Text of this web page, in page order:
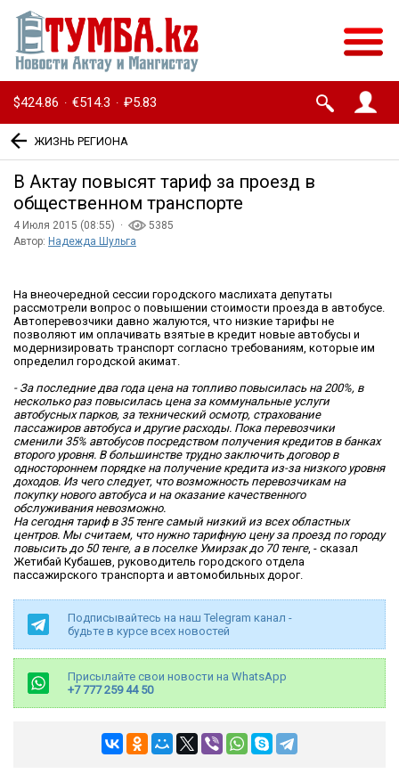
$424.86 · €514.3 · ₽5.83
ЖИЗНЬ РЕГИОНА
В Актау повысят тариф за проезд в
общественном транспорте
4 Июля 2015 (08:55) ·
5385
Автор: Надежда Шульга
На внеочередной сессии городского маслихата депутаты
рассмотрели вопрос о повышении стоимости проезда в автобусе.
Автоперевозчики давно жалуются, что низкие тарифы не
позволяют им оплачивать взятые в кредит новые автобусы и
модернизировать транспорт согласно требованиям, которые им
определил городской акимат.
- За последние два года цена на топливо повысилась на 200%, в
несколько раз повысилась цена за коммунальные услуги
автобусных парков, за технический осмотр, страхование
пассажиров автобуса и другие расходы. Пока перевозчики
сменили 35% автобусов посредством получения кредитов в банках
второго уровня. В большинстве трудно заключить договор в
одностороннем порядке на получение кредита из-за низкого уровня
доходов. Из чего следует, что возможность перевозчикам на
покупку нового автобуса и на оказание качественного
обслуживания невозможно.
На сегодня тариф в 35 тенге самый низкий из всех областных
центров. Мы считаем, что нужно тарифную цену за проезд по городу
повысить до 50 тенге, а в поселке Умирзак до 70 тенге, - сказал
Жетибай Кубашев, руководитель городского отдела
пассажирского транспорта и автомобильных дорог.
Подписывайтесь на наш Telegram канал -
будьте в курсе всех новостей
Присылайте свои новости на WhatsApp
+7 777 259 44 50